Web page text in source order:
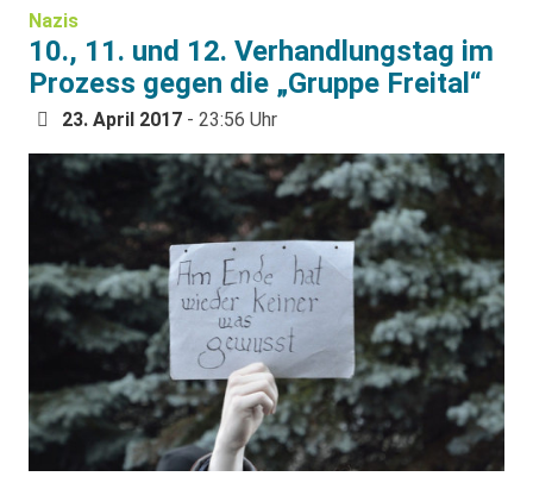
Nazis
10., 11. und 12. Verhandlungstag im
Prozess gegen die „Gruppe Freital“
23. April 2017 - 23:56 Uhr